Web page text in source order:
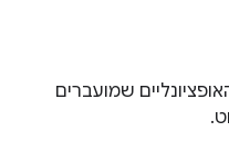
שמועברים